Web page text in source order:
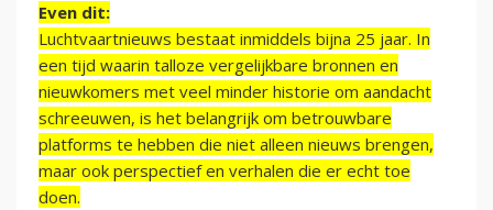
Even dit:
Luchtvaartnieuws bestaat inmiddels bijna 25 jaar. In
een tijd waarin talloze vergelijkbare bronnen en
nieuwkomers met veel minder historie om aandacht
schreeuwen, is het belangrijk om betrouwbare
platforms te hebben die niet alleen nieuws brengen,
maar ook perspectief en verhalen die er echt toe
doen.